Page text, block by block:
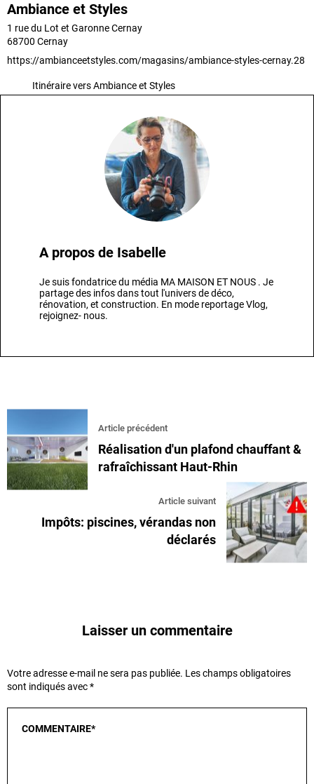
Ambiance et Styles
1 rue du Lot et Garonne Cernay
68700 Cernay
https://ambianceetstyles.com/magasins/ambiance-styles-cernay.28
Itinéraire vers Ambiance et Styles
A propos de Isabelle
Je suis fondatrice du média MA MAISON ET NOUS . Je
partage des infos dans tout l'univers de déco,
rénovation, et construction. En mode reportage Vlog,
rejoignez- nous.
Article précédent
Réalisation d'un plafond chauffant &
rafraîchissant Haut-Rhin
Article suivant
Impôts: piscines, vérandas non
déclarés
Laisser un commentaire
Votre adresse e-mail ne sera pas publiée. Les champs obligatoires
sont indiqués avec*